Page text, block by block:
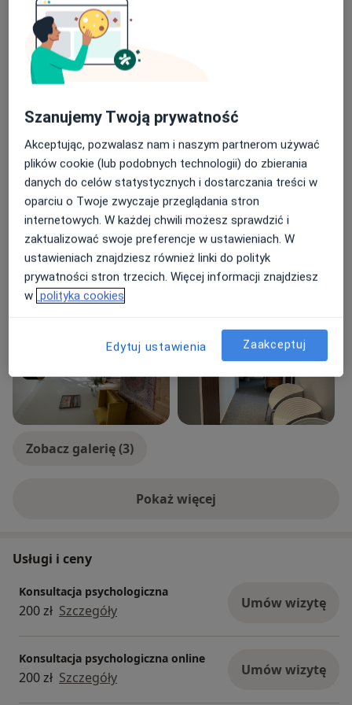
Główne obszary pomocy
Kryzys emocjonalny
Niskie poczucie własnej wartości
Pacjenci których przyjmuję
Dorośli (Tylko pod niektórymi adresami)
Dzieci w wieku od 14 lat (Tylko pod niektórymi
adresami)
Rodzaje konsultacji
Stacjonarne Zobacz lokalizacje (3)
Konsultacje onlineZobacz kalendarz online
Zdjęcia i filmy
Zobacz galerię (3)
Pokaż więcejo doświadczeniu
Usługi i ceny
Konsultacja psychologiczna
200 zł Szczegóły Umów wizytę
Konsultacja psychologiczna online
200 zł Szczegóły Umów wizytę
Szanujemy Twoją prywatność
Akceptując, pozwalasz nam i naszym partnerom używać
plików cookie (lub podobnych technologii) do zbierania
danych do celów statystycznych i dostarczania treści w
oparciu o Twoje zwyczaje przeglądania stron
internetowych. W każdej chwili możesz sprawdzić i
zaktualizować swoje preferencje w ustawieniach. W
ustawieniach znajdziesz również linki do polityk
prywatności stron trzecich. Więcej informacji znajdziesz
w polityka cookies
Edytuj ustawienia Zaakceptuj